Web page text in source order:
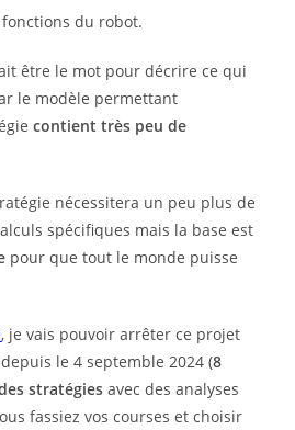
du robot.
être le mot pour décrire ce qui
le modèle permettant
contient très peu de
nécessitera un peu plus de
spécifiques mais la base est
pour que tout le monde puisse
, je vais pouvoir arrêter ce projet
le 4 septemble 2024 (8
stratégies avec des analyses
fassiez vos courses et choisir